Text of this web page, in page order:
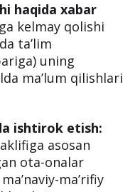
haqida xabar
kelmay qolishi
ta’lim
uning
ma’lum qilishlari
ishtirok etish:
asosan
ota-onalar
ma’rifiy